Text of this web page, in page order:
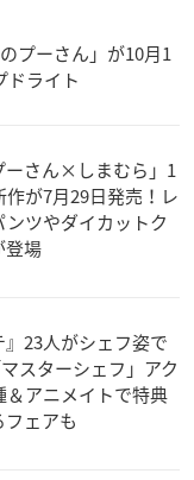
プーさん」が10月1
ドライト
ーさん×しまむら」1
作が7月29日発売！レ
ンツやダイカットク
登場
』23人がシェフ姿で
スターシェフ」アク
＆アニメイトで特典
ェアも